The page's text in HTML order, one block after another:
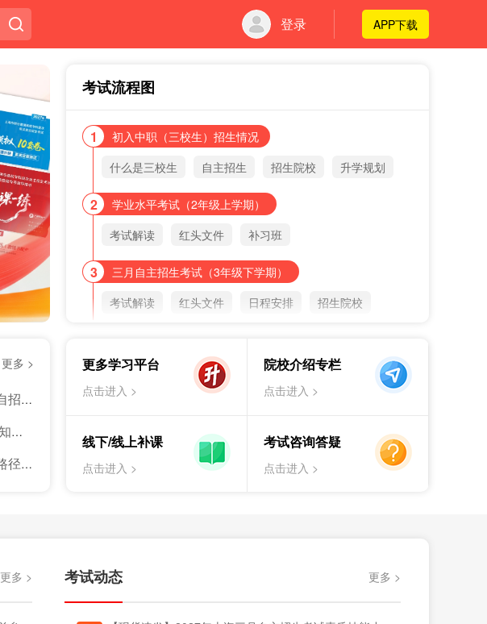
登录 APP下载
考试流程图
1
初入中职（三校生）招生情况
什么是三校生
自主招生 招生院校 升学规划
2
学业水平考试（2年级上学期）
考试解读
红头文件 补习班
3
三月自主招生考试（3年级下学期）
考试解读
红头文件 日程安排 招生院校
考试解读
红头文件 日程安排 招生院校
考试解读
日程安排 招生院校 补习班
更多 >
A+
）
咨询会
更多学习平台
点击进入 >
院校介绍专栏
点击进入 >
线下/线上补课
点击进入 >
考试咨询答疑
点击进入 >
更多 > 考试动态 更多 >